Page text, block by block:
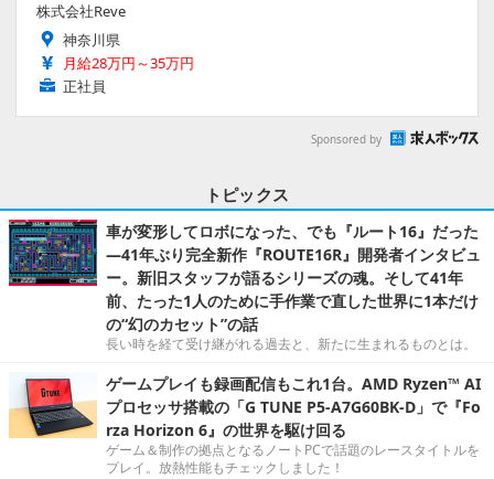
株式会社Reve
神奈川県
月給28万円～35万円
正社員
Sponsored by
トピックス
車が変形してロボになった、でも『ルート16』だった
―41年ぶり完全新作『ROUTE16R』開発者インタビュ
ー。新旧スタッフが語るシリーズの魂。そして41年
前、たった1人のために手作業で直した世界に1本だけ
の“幻のカセット”の話
長い時を経て受け継がれる過去と、新たに生まれるものとは。
ゲームプレイも録画配信もこれ1台。AMD Ryzen™ AI
プロセッサ搭載の「G TUNE P5-A7G60BK-D」で『Fo
rza Horizon 6』の世界を駆け回る
ゲーム＆制作の拠点となるノートPCで話題のレースタイトルを
プレイ。放熱性能もチェックしました！